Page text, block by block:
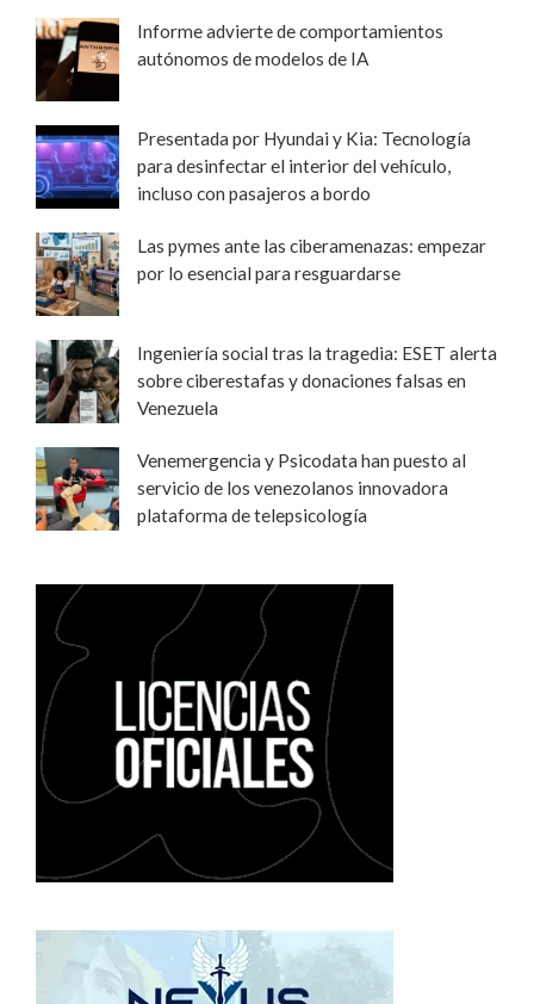
Informe advierte de comportamientos
autónomos de modelos de IA
Presentada por Hyundai y Kia: Tecnología
para desinfectar el interior del vehículo,
incluso con pasajeros a bordo
Las pymes ante las ciberamenazas: empezar
por lo esencial para resguardarse
Ingeniería social tras la tragedia: ESET alerta
sobre ciberestafas y donaciones falsas en
Venezuela
Venemergencia y Psicodata han puesto al
servicio de los venezolanos innovadora
plataforma de telepsicología